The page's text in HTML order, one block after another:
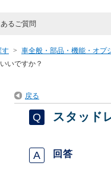
す > 車全般・部品・機能・オプ
いですか？
戻る
スタッド
回答